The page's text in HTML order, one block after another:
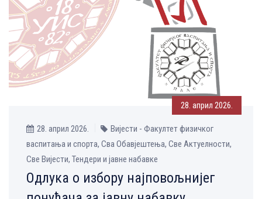
28. април 2026.
28. април 2026.
Вијести - Факултет физичког
васпитања и спорта, Сва Обавјештења, Све Aктуелности,
Све Вијести, Тендери и јавне набавке
Одлука о избору најповољнијег